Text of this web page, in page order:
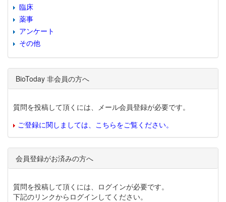
臨床
薬事
アンケート
その他
BioToday 非会員の方へ
質問を投稿して頂くには、メール会員登録が必要です。
ご登録に関しましては、こちらをご覧ください。
会員登録がお済みの方へ
質問を投稿して頂くには、ログインが必要です。
下記のリンクからログインしてください。